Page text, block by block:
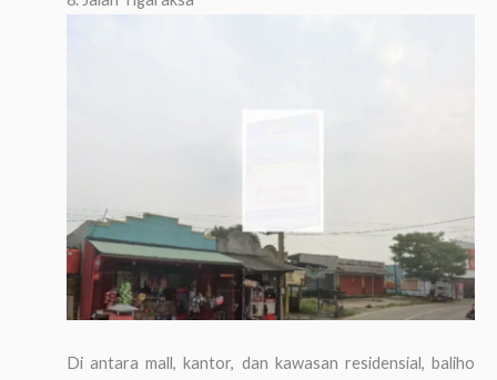
Di antara mall, kantor, dan kawasan residensial, baliho